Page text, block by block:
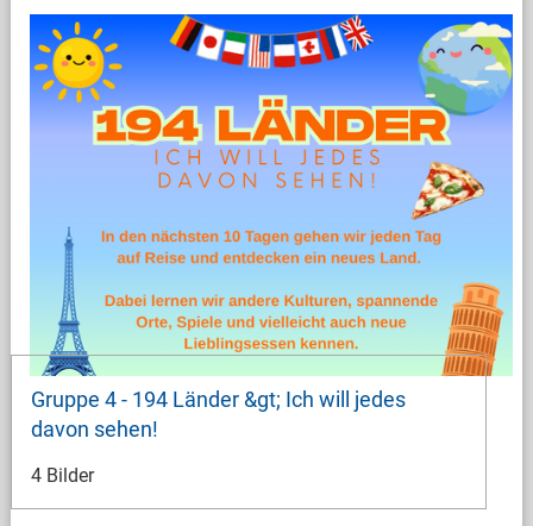
Gruppe 4 - 194 Länder &gt; Ich will jedes
davon sehen!
4 Bilder